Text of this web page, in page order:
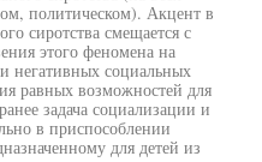
политическом). Акцент в
сиротства смещается с
этого феномена на
негативных социальных
равных возможностей для
задача социализации и
в приспособлении
для детей из